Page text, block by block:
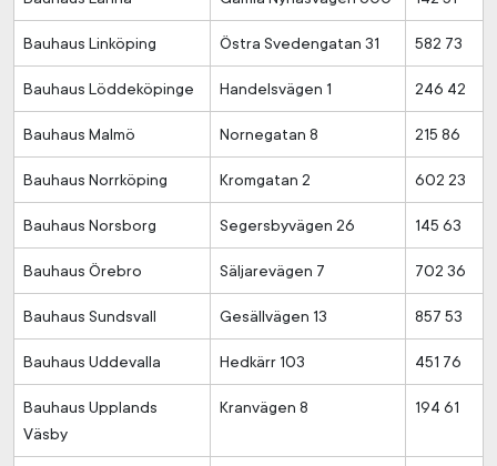
Bauhaus Linköping Östra Svedengatan 31 582 73
Bauhaus Löddeköpinge Handelsvägen 1 246 42
Bauhaus Malmö Nornegatan 8 215 86
Bauhaus Norrköping Kromgatan 2 602 23
Bauhaus Norsborg Segersbyvägen 26 145 63
Bauhaus Örebro Säljarevägen 7 702 36
Bauhaus Sundsvall Gesällvägen 13 857 53
Bauhaus Uddevalla Hedkärr 103 451 76
Bauhaus Upplands
Väsby
Kranvägen 8 194 61